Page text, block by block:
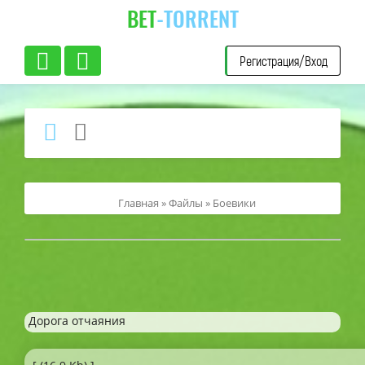
BET-TORRENT
Регистрация/Вход
Главная »Файлы » Боевики
Дорога отчаяния